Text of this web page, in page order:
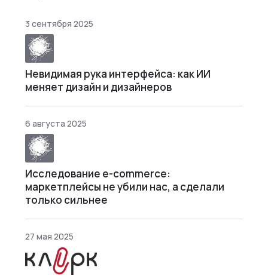
3 сентября 2025
Невидимая рука интерфейса: как ИИ
меняет дизайн и дизайнеров
6 августа 2025
Исследование e-commerce:
маркетплейсы не убили нас, а сделали
только сильнее
27 мая 2025